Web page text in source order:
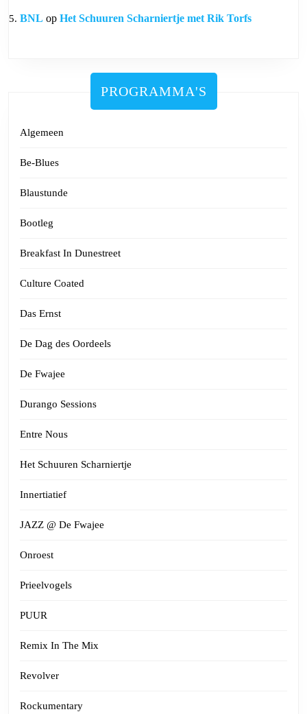
BNL op Het Schuuren Scharniertje met Rik Torfs
PROGRAMMA'S
Algemeen
Be-Blues
Blaustunde
Bootleg
Breakfast In Dunestreet
Culture Coated
Das Ernst
De Dag des Oordeels
De Fwajee
Durango Sessions
Entre Nous
Het Schuuren Scharniertje
Innertiatief
JAZZ @ De Fwajee
Onroest
Prieelvogels
PUUR
Remix In The Mix
Revolver
Rockumentary